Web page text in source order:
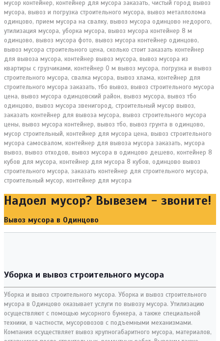
Надоел мусор? Вывезем - звоните!
Вывоз мусора в Одинцово
Уборка и вывоз строительного мусора
Уборка и вывоз строительного мусора. Уборка и вывоз строительного
мусора в Одинцово оказывает услуги по вывозу мусора. Утилизацию
осуществляют с помощью мусорного бункера, а также специальной
техники, в частности, мусоровозов с подъемными механизмами.
Компания осуществляет вывоз крупногабаритного мусора, материалов,